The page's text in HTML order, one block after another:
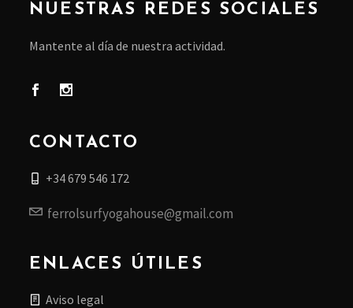
NUESTRAS REDES SOCIALES
Mantente al día de nuestra actividad.
CONTACTO
+34 679 546 172
ferrolsurfyogahouse@gmail.com
ENLACES ÚTILES
Aviso legal